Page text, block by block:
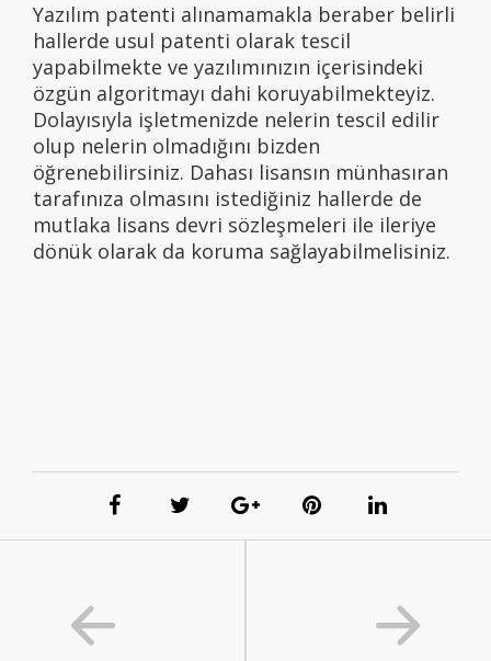
Yazılım patenti alınamamakla beraber belirli
hallerde usul patenti olarak tescil
yapabilmekte ve yazılımınızın içerisindeki
özgün algoritmayı dahi koruyabilmekteyiz.
Dolayısıyla işletmenizde nelerin tescil edilir
olup nelerin olmadığını bizden
öğrenebilirsiniz. Dahası lisansın münhasıran
tarafınıza olmasını istediğiniz hallerde de
mutlaka lisans devri sözleşmeleri ile ileriye
dönük olarak da koruma sağlayabilmelisiniz.